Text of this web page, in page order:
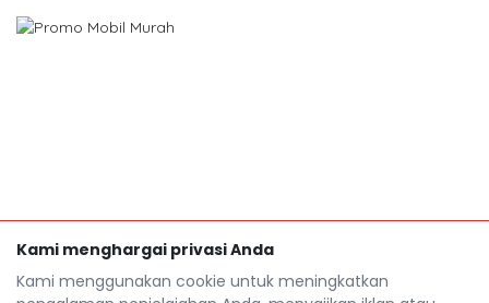
Kami menghargai privasi Anda
Kami menggunakan cookie untuk meningkatkan